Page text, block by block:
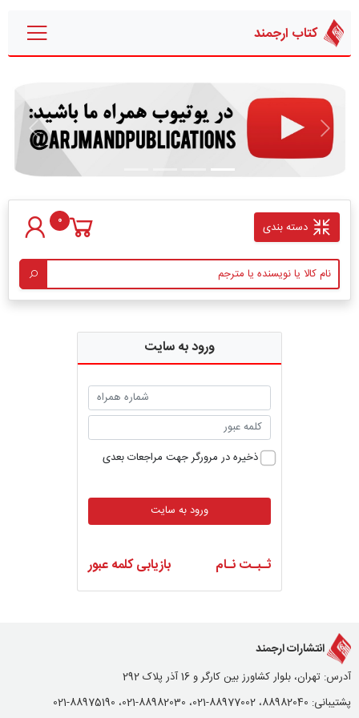
کتاب ارجمند
قبلی بعدی
دسته بندی 0
ورود به سایت
ذخیره در مرورگر جهت مراجعات بعدی
ورود به سایت
ثـبـت نـام بازیابی کلمه عبور
انتشارات ارجمند
آدرس: تهران، بلوار کشاورز بین کارگر و 16 آذر پلاک 292
پشتیبانی: 88982040، 88977002-021، 88982030-021، 88975190-021